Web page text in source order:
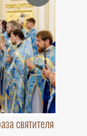
святителя